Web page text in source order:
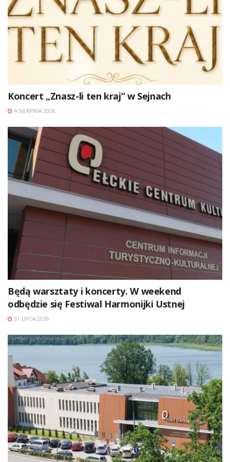
Koncert „Znasz-li ten kraj” w Sejnach
4 SIERPNIA 2026
Będą warsztaty i koncerty. W weekend
odbędzie się Festiwal Harmonijki Ustnej
31 LIPCA 2026